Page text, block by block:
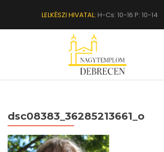
LELKÉSZI HIVATAL: H-Cs: 10-16 P: 10-14
dsc08383_36285213661_o